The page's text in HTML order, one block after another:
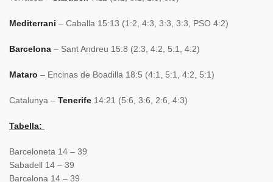
Mediterrani – Caballa 15:13 (1:2, 4:3, 3:3, 3:3, PSO 4:2)
Barcelona – Sant Andreu 15:8 (2:3, 4:2, 5:1, 4:2)
Mataro – Encinas de Boadilla 18:5 (4:1, 5:1, 4:2, 5:1)
Catalunya – Tenerife 14:21 (5:6, 3:6, 2:6, 4:3)
Tabella:
Barceloneta 14 – 39
Sabadell 14 – 39
Barcelona 14 – 39